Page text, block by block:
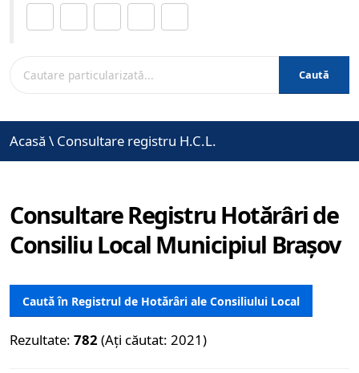
Caută
Acasă \ Consultare registru H.C.L.
Consultare Registru Hotărâri de
Consiliu Local Municipiul Brașov
Caută în Registrul de Hotărâri ale Consiliului Local
Rezultate: 782 (Ați căutat: 2021)